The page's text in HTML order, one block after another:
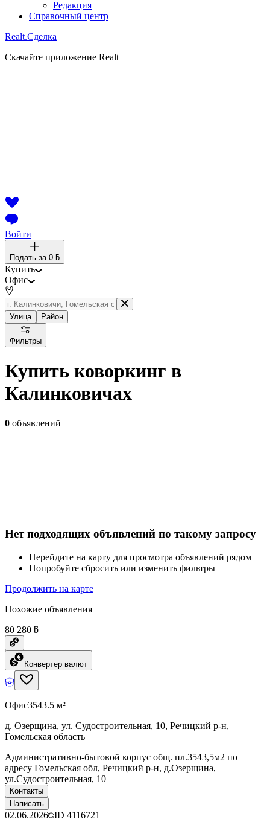
Редакция
Справочный центр
Realt.Сделка
Скачайте приложение Realt
Войти
Подать за 0 ƃ
Купить
Офис
Улица Район
Фильтры
Купить коворкинг в
Калинковичах
0 объявлений
Нет подходящих объявлений по такому запросу
Перейдите на карту для просмотра объявлений рядом
Попробуйте сбросить или изменить фильтры
Продолжить на карте
Похожие объявления
80 280 ƃ
Конвертер валют
Офис3543.5 м²
д. Озерщина, ул. Судостроительная, 10, Речицкий р-н,
Гомельская область
Административно-бытовой корпус общ. пл.3543,5м2 по
адресу Гомельская обл, Речицкий р-н, д.Озерщина,
ул.Судостроительная, 10
Контакты
Написать
02.06.2026 ID 4116721